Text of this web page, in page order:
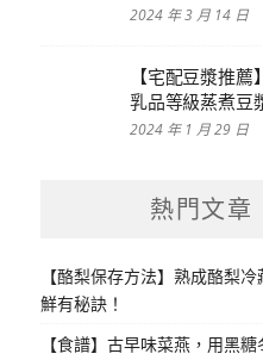
2024 年 3 月 14 日
【宅配豆漿推薦
乳品等級蒸煮豆
2024 年 1 月 29 日
熱門文章
【酪梨保存方法】熟成酪梨
鮮有秘訣！
【食譜】古早味菜燕，用黑